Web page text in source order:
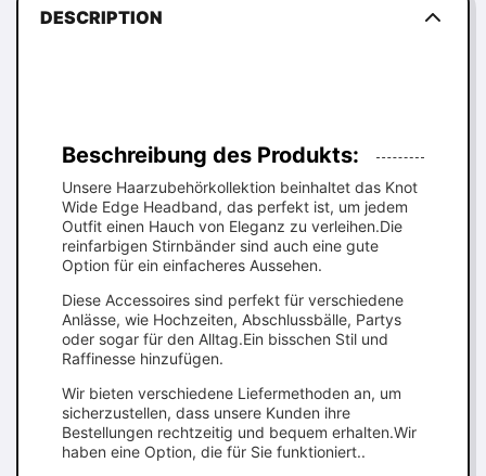
DESCRIPTION
Beschreibung des Produkts:
Unsere Haarzubehörkollektion beinhaltet das Knot
Wide Edge Headband, das perfekt ist, um jedem
Outfit einen Hauch von Eleganz zu verleihen.Die
reinfarbigen Stirnbänder sind auch eine gute
Option für ein einfacheres Aussehen.
Diese Accessoires sind perfekt für verschiedene
Anlässe, wie Hochzeiten, Abschlussbälle, Partys
oder sogar für den Alltag.Ein bisschen Stil und
Raffinesse hinzufügen.
Wir bieten verschiedene Liefermethoden an, um
sicherzustellen, dass unsere Kunden ihre
Bestellungen rechtzeitig und bequem erhalten.Wir
haben eine Option, die für Sie funktioniert..